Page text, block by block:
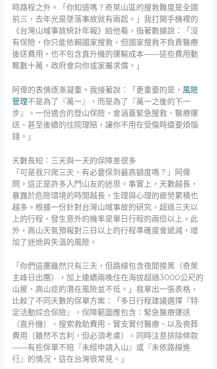
時路程之外。「你知道嗎？奇萊山區的搜救難度是全國
前三，去年光是墜落事故就有兩起。」我打開手機裡的
《台灣山域事故統計年報》給他看，指著數據說：「沒
有保險，你只能依賴國家搜救，但國家搜救不負責醫療
後送費用，也不包含直升機的運輸成本——這些費用動
輒數十萬，政府會向你或家屬求償。」
阿偉的表情逐漸凝重。我接著說：「更重要的是， 風險
管理不是為了『萬一』，而是為了『萬一之後的下一
步』。一份適合的登山保險，會涵蓋緊急搜救、醫療運
送、甚至後續的住院理賠，讓你不用在受傷時還要煩惱
錢。」
天數長短：三天與一天的保障差很多
「可是我只爬三天，有必要保到最高額度嗎？」阿偉
問。這正是許多入門山友的迷思。事實上，天數越長，
暴露於危險環境的時間越長，生理與心理的疲勞累積也
越多。根據一份針對台灣山域事故的研究，超過三天以
上的行程，發生意外的機率是單日行程的兩倍以上。此
外，高山天氣預報對三日以上的行程準確度會遞減，增
加了迷途與失溫的風險。
「你們這團雖然只有三天，但路線包含夜間摸黑（奇萊
主峰日出團），加上連續兩晚住在海拔超過3000公尺的
山屋，高山症的潛在風險並不低。」我拿出一張表格，
比較了不同天數的保單方案：「多日行程建議選擇『特
定活動綜合保險』，保障範圍應包含：緊急醫療運送
（直升機）、搜索救助費用、實支實付醫療、以及喪葬
費用（雖然不吉利，但必須考慮）。同時注意排除條款
——有些保單不賠『未經申請入山』或『未依路線進
行』的情況，這在台灣很常見。」